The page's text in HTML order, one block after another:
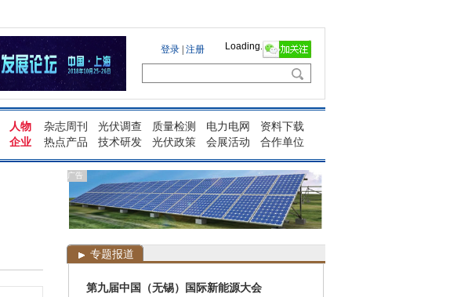
Loading...
人物 杂志周刊 光伏调查 质量检测 电力电网
资料下载
企业 热点产品 技术研发 光伏政策 会展活动 合作单位
广告
专题报道
第九届中国（无锡）国际新能源大会